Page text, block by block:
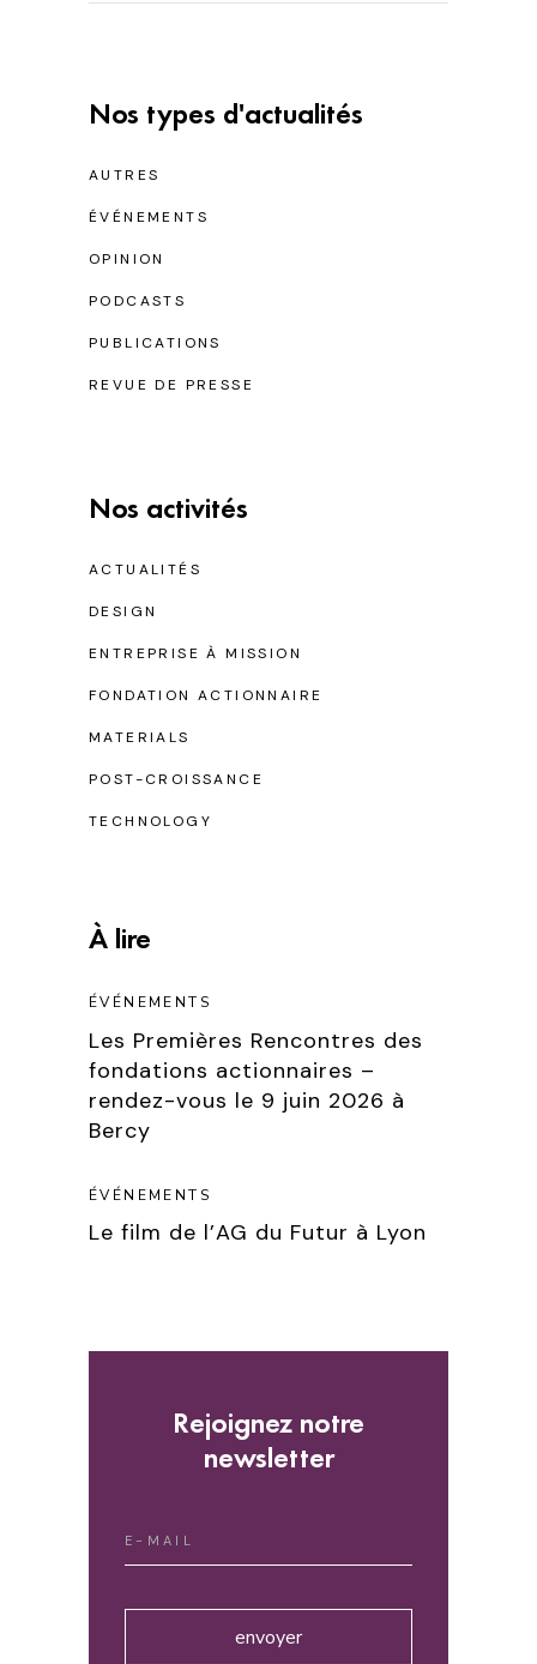
Nos types d'actualités
AUTRES
ÉVÉNEMENTS
OPINION
PODCASTS
PUBLICATIONS
REVUE DE PRESSE
Nos activités
ACTUALITÉS
DESIGN
ENTREPRISE À MISSION
FONDATION ACTIONNAIRE
MATERIALS
POST-CROISSANCE
TECHNOLOGY
À lire
ÉVÉNEMENTS
Les Premières Rencontres des
fondations actionnaires –
rendez-vous le 9 juin 2026 à
Bercy
ÉVÉNEMENTS
Le film de l’AG du Futur à Lyon
Rejoignez notre
newsletter
envoyer